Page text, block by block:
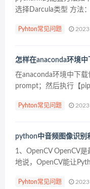
选择Darcula类型 方法
Pyhton常见问题
怎样在anaconda环境中
在anaconda环境中下
prompt；然后执行【
Pyhton常见问题
python中音频图像识别
1、OpenCV OpenCV
地说，OpenCV能让
Python，还支持Java...
Pyhton常见问题